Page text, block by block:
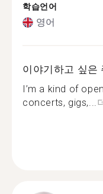
학습언어
영어
이야기하고 싶은
I’m a kind of
concerts, gigs,...